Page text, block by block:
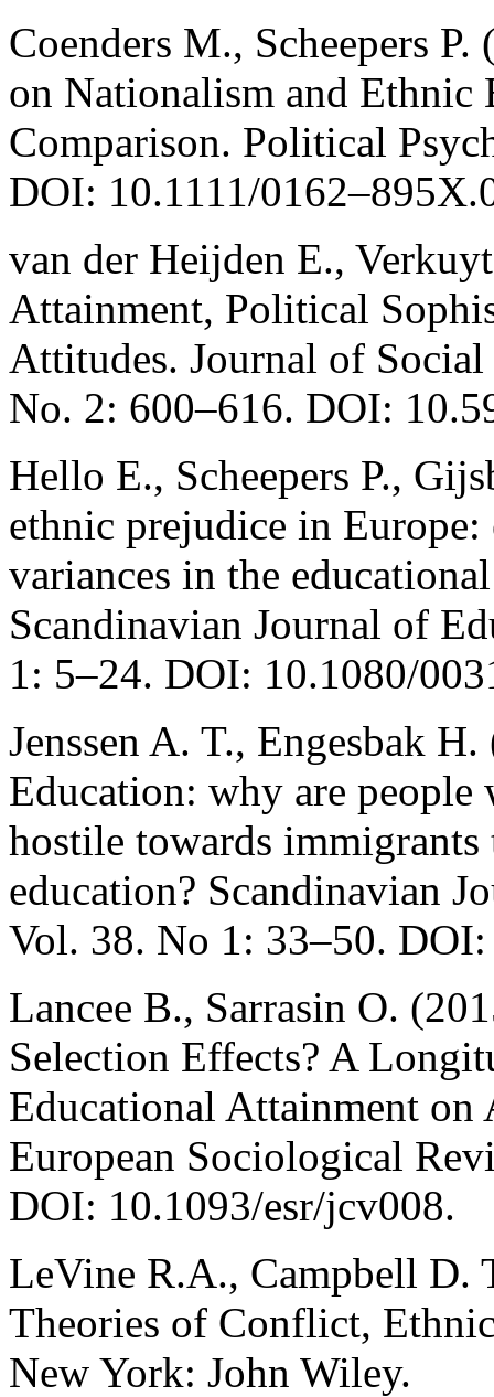
Coenders M., Scheepers
on Nationalism and
Comparison. Political
DOI: 10.1111/
van der Heijden E.,
Attainment, Political
Attitudes. Journal of
No. 2: 600–616. DOI:
Hello E., Scheepers P.,
ethnic prejudice in
variances in the
Scandinavian Journal of
1: 5–24. DOI: 10.1080/
Jenssen A. T., Engesbak
Education: why are
hostile towards
education? Scandinavian
Vol. 38. No 1: 33–50.
Lancee B., Sarrasin O.
Selection Effects? A
Educational Attainment on
European Sociological
DOI: 10.1093/esr/jcv008.
LeVine R.A., Campbell D.
Theories of Conflict,
New York: John Wiley.